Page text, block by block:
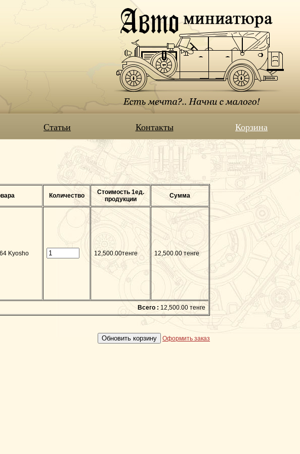
Статьи Контакты Корзина
Количество
Стоимость 1ед.
продукции
Сумма
Kyosho 12,500.00тенге 12,500.00 тенге
Всего : 12,500.00 тенге
Оформить заказ